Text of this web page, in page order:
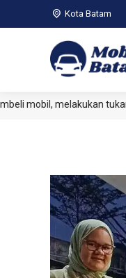
Kota Batam
melakukan tukar